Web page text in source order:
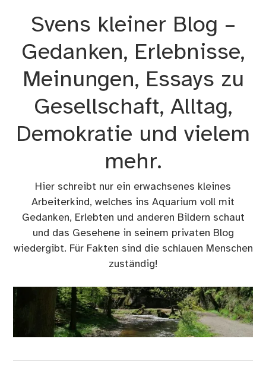
Svens kleiner Blog –
Gedanken, Erlebnisse,
Meinungen, Essays zu
Gesellschaft, Alltag,
Demokratie und vielem
mehr.
Hier schreibt nur ein erwachsenes kleines
Arbeiterkind, welches ins Aquarium voll mit
Gedanken, Erlebten und anderen Bildern schaut
und das Gesehene in seinem privaten Blog
wiedergibt. Für Fakten sind die schlauen Menschen
zuständig!